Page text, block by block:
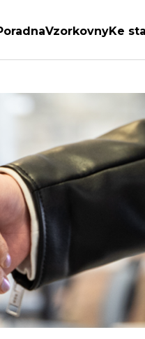
VzorkovnyKe